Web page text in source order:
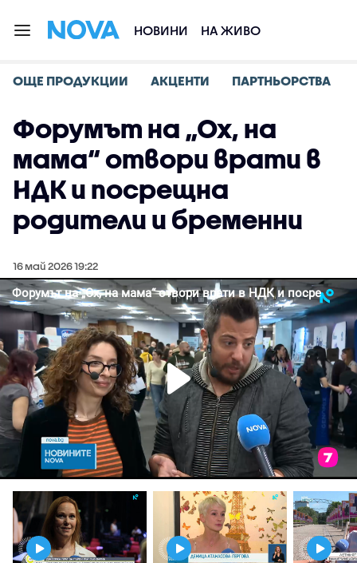
НОВИНИ НА ЖИВО
ОЩЕ ПРОДУКЦИИ АКЦЕНТИ ПАРТНЬОРСТВА
Форумът на „Ох, на
мама“ отвори врати в
НДК и посрещна
родители и бременни
16 май 2026 19:22